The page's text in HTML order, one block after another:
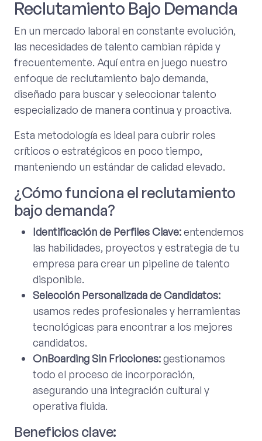
Reclutamiento Bajo Demanda
En un mercado laboral en constante evolución,
las necesidades de talento cambian rápida y
frecuentemente. Aquí entra en juego nuestro
enfoque de reclutamiento bajo demanda,
diseñado para buscar y seleccionar talento
especializado de manera continua y proactiva.
Esta metodología es ideal para cubrir roles
críticos o estratégicos en poco tiempo,
manteniendo un estándar de calidad elevado.
¿Cómo funciona el reclutamiento
bajo demanda?
Identificación de Perfiles Clave:entendemos
las habilidades, proyectos y estrategia de tu
empresa para crear un pipeline de talento
disponible.
Selección Personalizada de Candidatos:
usamos redes profesionales y herramientas
tecnológicas para encontrar a los mejores
candidatos.
OnBoarding Sin Fricciones:gestionamos
todo el proceso de incorporación,
asegurando una integración cultural y
operativa fluida.
Beneficios clave: